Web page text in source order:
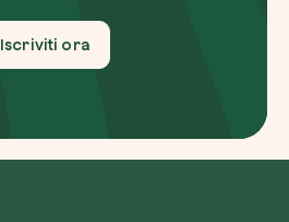
Iscriviti ora